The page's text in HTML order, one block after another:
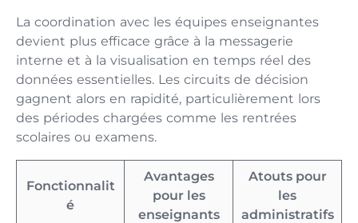
La coordination avec les équipes enseignantes
devient plus efficace grâce à la messagerie
interne et à la visualisation en temps réel des
données essentielles. Les circuits de décision
gagnent alors en rapidité, particulièrement lors
des périodes chargées comme les rentrées
scolaires ou examens.
Fonctionnalit
é
Avantages
pour les
enseignants
Atouts pour
les
administratifs